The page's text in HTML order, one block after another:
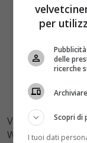
Vittorio
Woody AllenLa
per
delle
ricerche
Scopri di
I tuoi dati